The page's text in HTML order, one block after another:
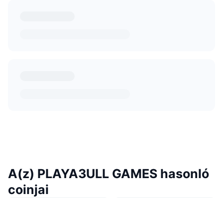
A(z) PLAYA3ULL GAMES hasonló
coinjai